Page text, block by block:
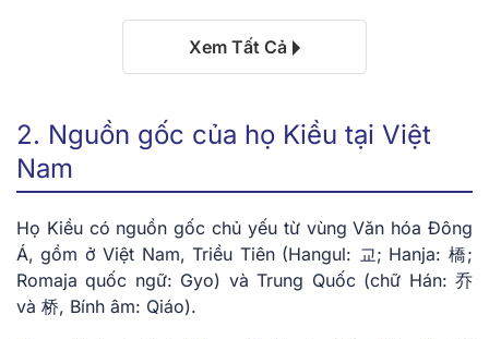
Xem Tất Cả
2. Nguồn gốc của họ Kiều tại Việt
Nam
Họ Kiều có nguồn gốc chủ yếu từ vùng Văn hóa Đông
Á, gồm ở Việt Nam, Triều Tiên (Hangul: 교; Hanja: 橋;
Romaja quốc ngữ: Gyo) và Trung Quốc (chữ Hán: 乔
và 桥, Bính âm: Qiáo).